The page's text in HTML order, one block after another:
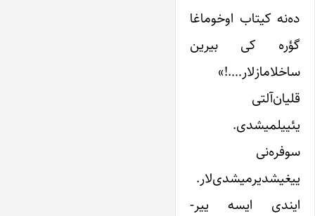
ده‌نه کیتاب اوخوماغا
گؤره کی بیرین
ساخلامازلار….!»
قلیان‌آلتی
یئییلمیشدی.
سوفره‌نی
ییغیشدیرمیشدی‌لار.
ایندی ایسه ییر-